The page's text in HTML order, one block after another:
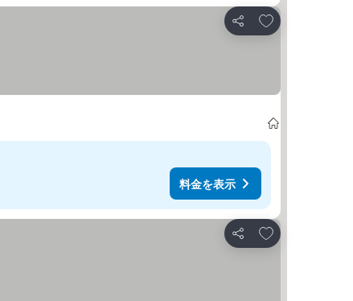
シェア
お気に入りに追加
料金を表示
シェア
お気に入りに追加